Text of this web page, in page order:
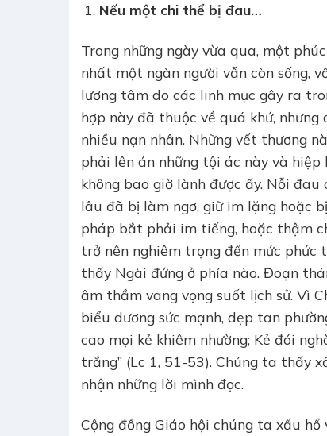
Nếu một chi thể bị đau…
Trong những ngày vừa qua, một
nhất một ngàn người vẫn còn sống,
lương tâm do các linh mục gây ra
hợp này đã thuộc về quá khứ,
nhiều nạn nhân. Những vết thương
phải lên án những tội ác này và
không bao giờ lành được ấy. Nỗi
lâu đã bị làm ngơ, giữ im lặng hoặc
pháp bắt phải im tiếng, hoặc thậm
trở nên nghiêm trọng đến mức phức
thấy Ngài đứng ở phía nào. Đoạn
âm thầm vang vọng suốt lịch sử. Vì
biểu dương sức mạnh, dẹp tan
cao mọi kẻ khiêm nhường; Kẻ đói
trắng” (Lc 1, 51-53). Chúng ta thấy
nhận những lời mình đọc.
Cộng đồng Giáo hội chúng ta xấu